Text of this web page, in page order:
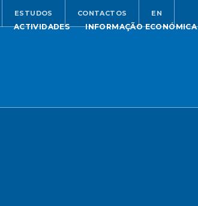
ESTUDOS CONTACTOS EN
ACTIVIDADES INFORMAÇÃO ECONÓMICA